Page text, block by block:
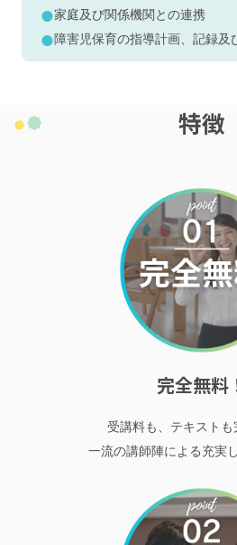
家庭及び関係機関との連携
障害児保育の指導計画、記録及
特徴
完全無料
受講料も、テキストも
一流の講師陣による充実